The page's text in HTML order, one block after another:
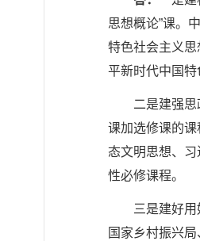
思想概论”课。
特色社会主义
平新时代中国特
二是建强
课加选修课的
态文明思想、
性必修课程。
三是建好
国家乡村振兴